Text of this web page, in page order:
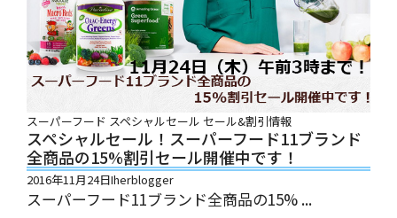
スーパーフード スペシャルセール セール&割引情報
スペシャルセール！スーパーフード11ブランド
全商品の15%割引セール開催中です！
2016年11月24日Iherblogger
スーパーフード11ブランド全商品の15% ...